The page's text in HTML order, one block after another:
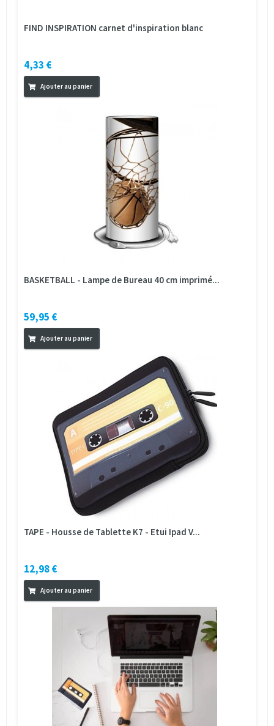
FIND INSPIRATION carnet d'inspiration blanc
4,33 €
Ajouter au panier
BASKETBALL - Lampe de Bureau 40 cm imprimé...
59,95 €
Ajouter au panier
TAPE - Housse de Tablette K7 - Etui Ipad V...
12,98 €
Ajouter au panier